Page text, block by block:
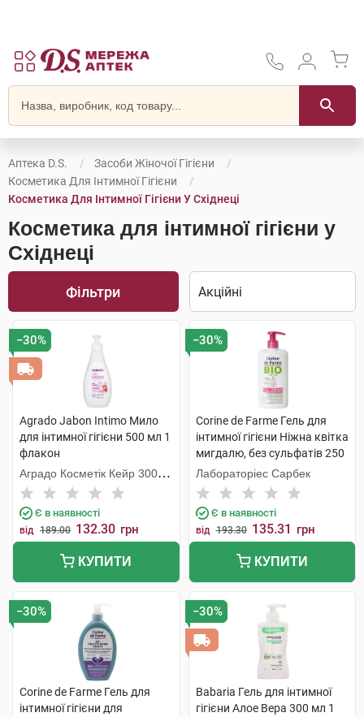
Аптека D.S.
Засоби Жіночої Гігієни
Косметика Для Інтимної Гігієни
Косметика Для Інтимної Гігієни У Східнеці
Косметика для інтимної гігієни у
Східнеці
Фільтри
−30%
Agrado Jabon Intimo Мило
для інтимної гігієни 500 мл 1
флакон
Аградо Косметік Кейр 3000
С.Л.У.
Є в наявності
від 189.00 132.30 грн
КУПИТИ
−30%
Corine de Farme Гель для
інтимної гігієни Ніжна квітка
мигдалю, без сульфатів 250
мл 1 флакон
Лабораторіес Сарбек
Є в наявності
від 193.30 135.31 грн
КУПИТИ
−30%
Corine de Farme Гель для
інтимної гігієни для
−30%
Babaria Гель для інтимної
гігієни Алое Вера 300 мл 1